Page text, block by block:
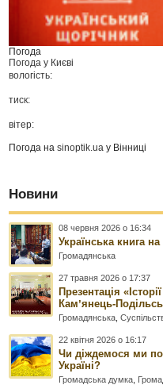
Погода
Погода у Києві
вологість:
тиск:
вітер:
Погода наsinoptik.ua у Вінниці
Новини
08 червня 2026 о 16:34
Українська книга
Громадянська
27 травня 2026 о 17:37
Презентація
Камʼянець-
Громадянська ,
22 квітня 2026 о 16:17
Чи діждемося ми
Україні?
Громадська думка